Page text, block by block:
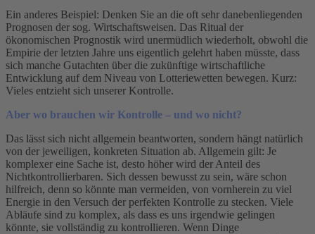
Ein anderes Beispiel: Denken Sie an die oft sehr danebenliegenden
Prognosen der sog. Wirtschaftsweisen. Das Ritual der
ökonomischen Prognostik wird unermüdlich wiederholt, obwohl die
Empirie der letzten Jahre uns eigentlich gelehrt haben müsste, dass
sich manche Gutachten über die zukünftige wirtschaftliche
Entwicklung auf dem Niveau von Lotteriewetten bewegen. Kurz:
Vieles entzieht sich unserer Kontrolle.
Aber wo brauchen wir Kontrolle – und wo nicht?
Das lässt sich nicht allgemein beantworten, sondern hängt natürlich
von der jeweiligen, konkreten Situation ab. Allgemein gilt: Je
komplexer eine Sache ist, desto höher wird der Anteil des
Nichtkontrollierbaren. Sich dessen bewusst zu sein, wäre schon
hilfreich, denn so könnte man vermeiden, von vornherein zu viel
Energie in den Versuch der perfekten Kontrolle zu stecken. Viele
Abläufe sind zu komplex, als dass es uns irgendwie gelingen
könnte, sie vollständig zu kontrollieren. Wenn Dinge